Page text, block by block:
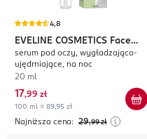
4,8
EVELINE COSMETICS Face
Therapy Professional
serum pod oczy, wygładzająco-
ujędrniające, na noc
20 ml
17,99 zł
100 ml = 89,95 zł
Najniższa cena: 29,99 zł